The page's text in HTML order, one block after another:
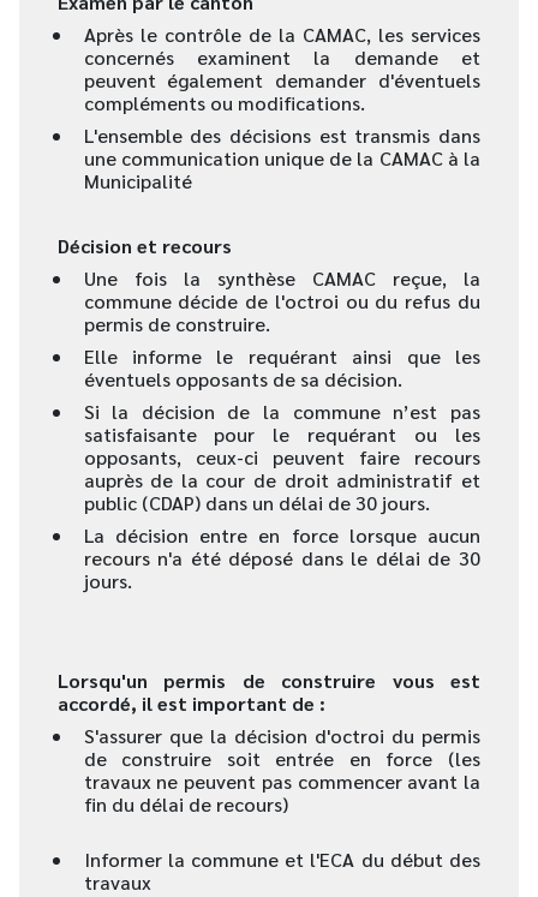
Après le contrôle de la CAMAC, les services
concernés examinent la demande et
peuvent également demander d'éventuels
compléments ou modifications.
L'ensemble des décisions est transmis dans
une communication unique de la CAMAC à la
Municipalité
Décision et recours
Une fois la synthèse CAMAC reçue, la
commune décide de l'octroi ou du refus du
permis de construire.
Elle informe le requérant ainsi que les
éventuels opposants de sa décision.
Si la décision de la commune n’est pas
satisfaisante pour le requérant ou les
opposants, ceux-ci peuvent faire recours
auprès de la cour de droit administratif et
public (CDAP) dans un délai de 30 jours.
La décision entre en force lorsque aucun
recours n'a été déposé dans le délai de 30
jours.
Lorsqu'un permis de construire vous est
accordé, il est important de :
S'assurer que la décision d'octroi du permis
de construire soit entrée en force (les
travaux ne peuvent pas commencer avant la
fin du délai de recours)
Informer la commune et l'ECA du début des
travaux